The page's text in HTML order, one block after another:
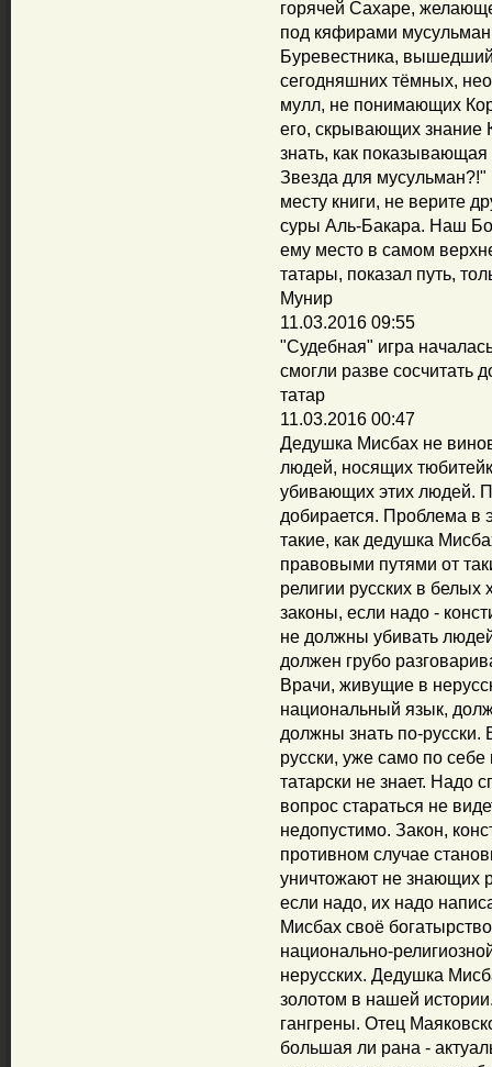
горячей Сахаре,
под кяфирами мусульман
Буревестника,
сегодняшних тёмных,
мулл, не понимающих
его, скрывающих знание
знать, как
Звезда для
месту книги, не верите
суры Аль-Бакара. Наш
ему место в самом
татары, показал путь,
Мунир
11.03.2016 09:55
"Судебная" игра
смогли разве сосчитать
татар
11.03.2016 00:47
Дедушка Мисбах не
людей, носящих
убивающих этих людей.
добирается. Проблема в
такие, как дедушка
правовыми путями от
религии русских в белых
законы, если надо -
не должны убивать
должен грубо
Врачи, живущие в
национальный язык,
должны знать по-русски.
русски, уже само по
татарски не знает. Надо
вопрос стараться не
недопустимо. Закон,
противном случае
уничтожают не знающих
если надо, их надо
Мисбах своё
национально-
нерусских. Дедушка
золотом в нашей
гангрены. Отец
большая ли рана -